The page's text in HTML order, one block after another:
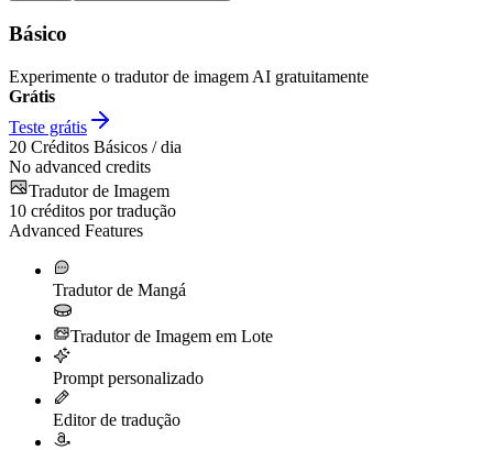
Básico
Experimente o tradutor de imagem AI gratuitamente
Grátis
Teste grátis
20 Créditos Básicos / dia
No advanced credits
Tradutor de Imagem
10 créditos por tradução
Advanced Features
Tradutor de Mangá
Tradutor de Imagem em Lote
Prompt personalizado
Editor de tradução